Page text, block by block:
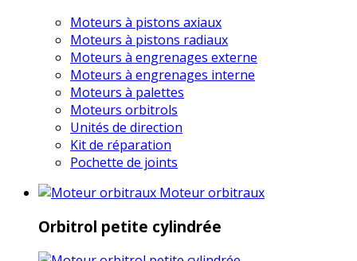
Moteurs à pistons axiaux
Moteurs à pistons radiaux
Moteurs à engrenages externe
Moteurs à engrenages interne
Moteurs à palettes
Moteurs orbitrols
Unités de direction
Kit de réparation
Pochette de joints
Moteur orbitraux
Orbitrol petite cylindrée